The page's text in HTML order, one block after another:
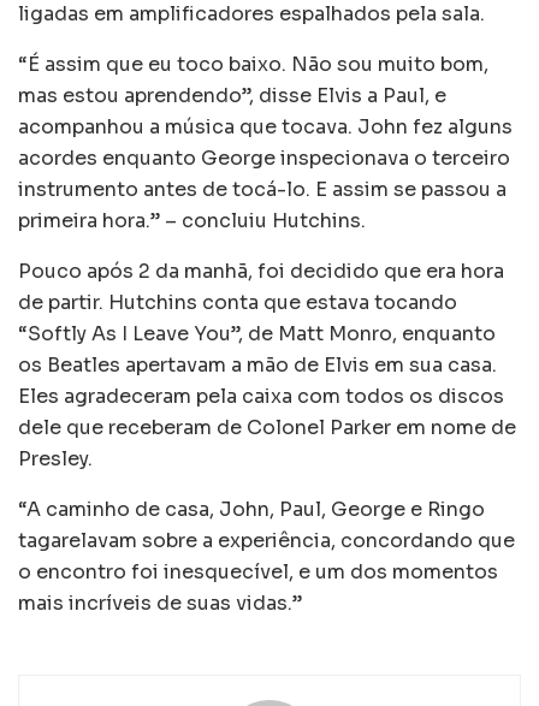
ligadas em amplificadores espalhados pela sala.
“É assim que eu toco baixo. Não sou muito bom,
mas estou aprendendo”, disse Elvis a Paul, e
acompanhou a música que tocava. John fez alguns
acordes enquanto George inspecionava o terceiro
instrumento antes de tocá-lo. E assim se passou a
primeira hora.” – concluiu Hutchins.
Pouco após 2 da manhã, foi decidido que era hora
de partir. Hutchins conta que estava tocando
“Softly As I Leave You”, de Matt Monro, enquanto
os Beatles apertavam a mão de Elvis em sua casa.
Eles agradeceram pela caixa com todos os discos
dele que receberam de Colonel Parker em nome de
Presley.
“A caminho de casa, John, Paul, George e Ringo
tagarelavam sobre a experiência, concordando que
o encontro foi inesquecível, e um dos momentos
mais incríveis de suas vidas.”